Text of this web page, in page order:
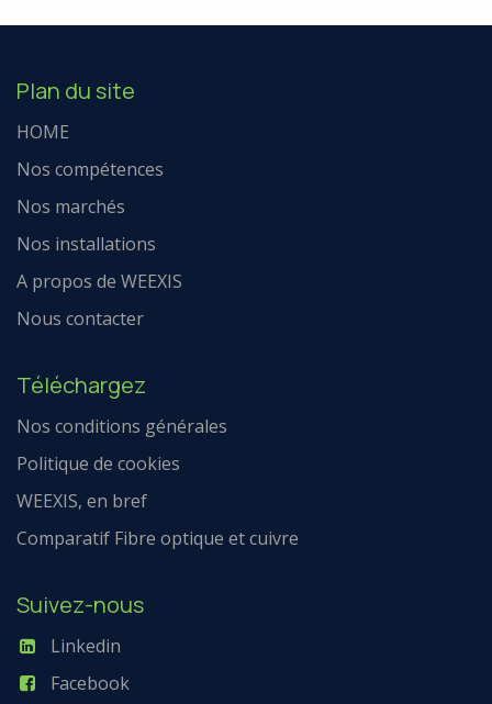
Plan du site
HOME
Nos compétences
Nos marchés
Nos installations
A propos de WEEXIS
Nous contacter
Téléchargez
Nos conditions générales
Politique de cookies
WEEXIS, en bref
Comparatif Fibre optique et cuivre
Suivez-nous
Linkedin
Facebook